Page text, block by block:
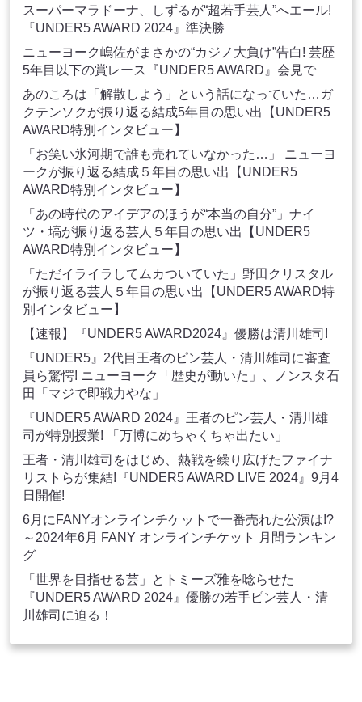
スーパーマラドーナ、しずるが“超若手芸人”へエール!
『UNDER5 AWARD 2024』準決勝
ニューヨーク嶋佐がまさかの“カジノ大負け”告白! 芸歴
5年目以下の賞レース『UNDER5 AWARD』会見で
あのころは「解散しよう」という話になっていた…ガ
クテンソクが振り返る結成5年目の思い出【UNDER5
AWARD特別インタビュー】
「お笑い氷河期で誰も売れていなかった…」 ニューヨ
ークが振り返る結成５年目の思い出【UNDER5
AWARD特別インタビュー】
「あの時代のアイデアのほうが“本当の自分”」ナイ
ツ・塙が振り返る芸人５年目の思い出【UNDER5
AWARD特別インタビュー】
「ただイライラしてムカついていた」野田クリスタル
が振り返る芸人５年目の思い出【UNDER5 AWARD特
別インタビュー】
【速報】『UNDER5 AWARD2024』優勝は清川雄司!
『UNDER5』2代目王者のピン芸人・清川雄司に審査
員ら驚愕! ニューヨーク「歴史が動いた」、ノンスタ石
田「マジで即戦力やな」
『UNDER5 AWARD 2024』王者のピン芸人・清川雄
司が特別授業! 「万博にめちゃくちゃ出たい」
王者・清川雄司をはじめ、熱戦を繰り広げたファイナ
リストらが集結!『UNDER5 AWARD LIVE 2024』9月4
日開催!
6月にFANYオンラインチケットで一番売れた公演は!?
～2024年6月 FANY オンラインチケット 月間ランキン
グ
「世界を目指せる芸」とトミーズ雅を唸らせた
『UNDER5 AWARD 2024』優勝の若手ピン芸人・清
川雄司に迫る！